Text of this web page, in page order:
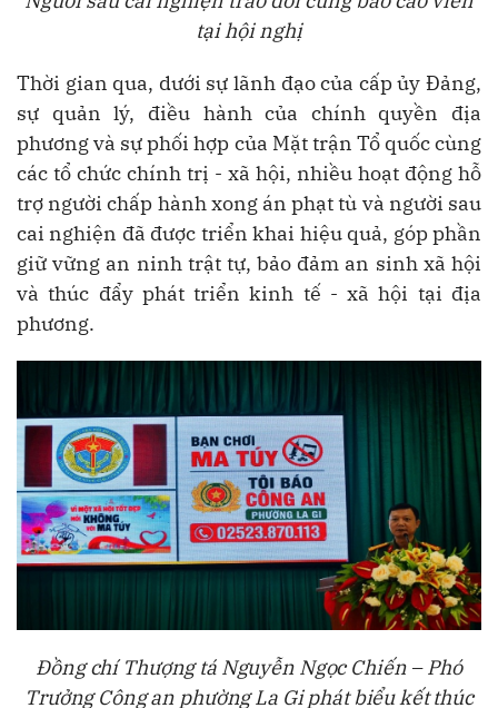
tại hội nghị
Thời gian qua, dưới sự lãnh đạo của cấp ủy Đảng,
sự quản lý, điều hành của chính quyền địa
phương và sự phối hợp của Mặt trận Tổ quốc cùng
các tổ chức chính trị - xã hội, nhiều hoạt động hỗ
trợ người chấp hành xong án phạt tù và người sau
cai nghiện đã được triển khai hiệu quả, góp phần
giữ vững an ninh trật tự, bảo đảm an sinh xã hội
và thúc đẩy phát triển kinh tế - xã hội tại địa
phương.
Đồng chí Thượng tá Nguyễn Ngọc Chiến – Phó
Trưởng Công an phường La Gi phát biểu kết thúc